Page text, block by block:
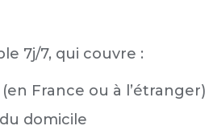
7j/7, qui couvre :
France ou à l’étranger)
domicile